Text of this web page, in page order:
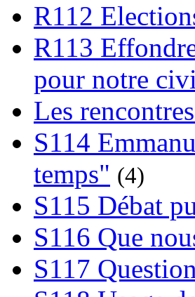
R112
R113
pour notre
Les
S114
temps" (4)
S115 Débat
S116 Que
S117